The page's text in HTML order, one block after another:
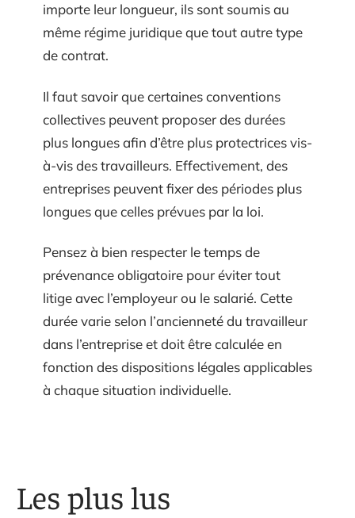
importe leur longueur, ils sont soumis au
même régime juridique que tout autre type
de contrat.
Il faut savoir que certaines conventions
collectives peuvent proposer des durées
plus longues afin d’être plus protectrices vis-
à-vis des travailleurs. Effectivement, des
entreprises peuvent fixer des périodes plus
longues que celles prévues par la loi.
Pensez à bien respecter le temps de
prévenance obligatoire pour éviter tout
litige avec l’employeur ou le salarié. Cette
durée varie selon l’ancienneté du travailleur
dans l’entreprise et doit être calculée en
fonction des dispositions légales applicables
à chaque situation individuelle.
Les plus lus